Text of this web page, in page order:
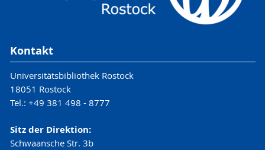
Kontakt
Universitätsbibliothek Rostock
18051 Rostock
Tel.: +49 381 498 - 8777
Sitz der Direktion:
Schwaansche Str. 3b